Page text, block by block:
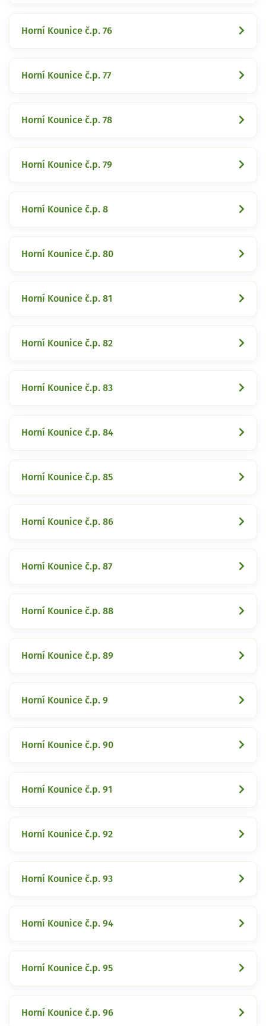
Horní Kounice č.p. 76
Horní Kounice č.p. 77
Horní Kounice č.p. 78
Horní Kounice č.p. 79
Horní Kounice č.p. 8
Horní Kounice č.p. 80
Horní Kounice č.p. 81
Horní Kounice č.p. 82
Horní Kounice č.p. 83
Horní Kounice č.p. 84
Horní Kounice č.p. 85
Horní Kounice č.p. 86
Horní Kounice č.p. 87
Horní Kounice č.p. 88
Horní Kounice č.p. 89
Horní Kounice č.p. 9
Horní Kounice č.p. 90
Horní Kounice č.p. 91
Horní Kounice č.p. 92
Horní Kounice č.p. 93
Horní Kounice č.p. 94
Horní Kounice č.p. 95
Horní Kounice č.p. 96